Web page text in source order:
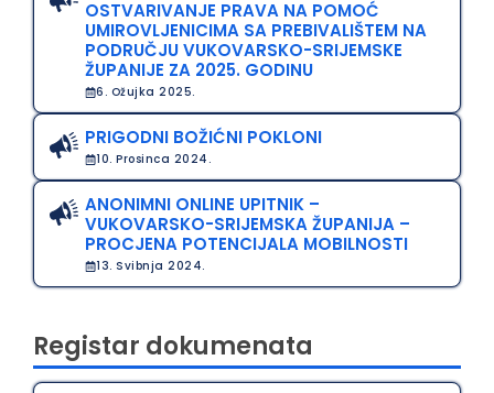
OSTVARIVANJE PRAVA NA POMOĆ
UMIROVLJENICIMA SA PREBIVALIŠTEM NA
PODRUČJU VUKOVARSKO-SRIJEMSKE
ŽUPANIJE ZA 2025. GODINU
6. Ožujka 2025.
PRIGODNI BOŽIĆNI POKLONI
10. Prosinca 2024.
ANONIMNI ONLINE UPITNIK –
VUKOVARSKO-SRIJEMSKA ŽUPANIJA –
PROCJENA POTENCIJALA MOBILNOSTI
13. Svibnja 2024.
Registar dokumenata